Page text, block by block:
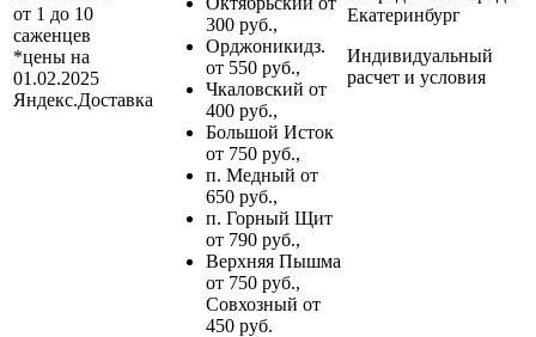
от 1 до 10
саженцев
*цены на
01.02.2025
Яндекс.Доставка
300 руб.,
Орджоникидз.
от 550 руб.,
Чкаловский от
400 руб.,
Большой Исток
от 750 руб.,
п. Медный от
650 руб.,
п. Горный Щит
от 790 руб.,
Верхняя Пышма
от 750 руб.,
Совхозный от
450 руб.
Екатеринбург
Индивидуальный
расчет и условия